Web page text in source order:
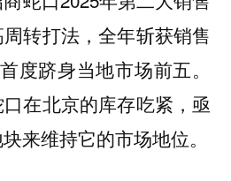
转打法，全年斩获销售
度跻身当地市场前五。
在北京的库存吃紧，亟
来维持它的市场地位。